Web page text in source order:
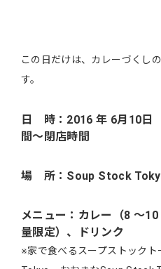
この日だけは、カレーづくし
す。
日 時：2016 年 6月10日
間～閉店時間
場 所：Soup Stock
メニュー：カレー（8 ～
量限定）、ドリンク
※家で食べるスープストック